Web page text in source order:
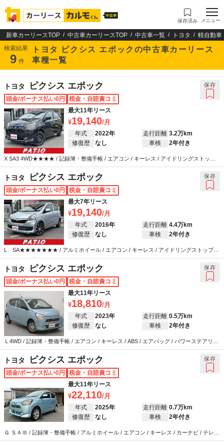
保存済み メニュー
新車カーリースTOP 中古車カーリースTOP 中古車一覧 トヨタ
軽自動車
検索結果
9 件
トヨタ ピクシス エポックの中古車カーリース
車種一覧
トヨタ ピクシス エポック
頭金/ボーナス払い0円
税金・自賠責コミ
最大11年リース
19,140
年式 2022年 走行距離 3.2万km
修復歴
なし 車検 2年付き
X SA3 4WD★★★★ / 記録簿・整備手帳 / エアコン / キーレス / アイドリングストップ /
カーナビ / バックカメラ / ETC / 衝突被害軽減システム / ABS / エアバッグ / パワーステ
アリング / パワーウインドウ / LEDヘッドライト
保存
トヨタ ピクシス エポック
頭金/ボーナス払い0円
税金・自賠責コミ
最大7年リース
19,140
年式 2016年 走行距離 4.4万km
修復歴
なし 車検 2年付き
L SA★★★★★★★ / アルミホイール / エアコン / キーレス / アイドリングストップ /
ETC / 衝突被害軽減システム / ABS / エアバッグ / パワーステアリング / パワーウインド
保存
トヨタ ピクシス エポック
頭金/ボーナス払い0円
税金・自賠責コミ
最大11年リース
18,810
年式 2023年 走行距離 0.5万km
修復歴
なし 車検 2年付き
Ｌ4WD / 記録簿・整備手帳 / エアコン / キーレス / ABS / エアバッグ / パワーステアリン
グ / パワーウインドウ
保存
トヨタ ピクシス エポック
頭金/ボーナス払い0円
税金・自賠責コミ
最大11年リース
22,110
年式 2025年 走行距離 0.7万km
修復歴
なし 車検 2年付き
Ｇ ＳＡⅢ / 記録簿・整備手帳 / アルミホイール / エアコン / キーレス / カーナビ / テレビ
/ ABS / エアバッグ / パワーステアリング / パワーウインドウ
保存